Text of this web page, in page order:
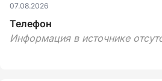
07.08.2026
Телефон
Информация в источнике